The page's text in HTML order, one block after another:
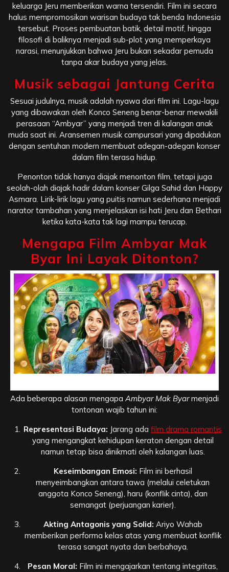
keluarga Jeru memberikan warna tersendiri. Film ini secara
halus mempromosikan warisan budaya tak benda Indonesia
tersebut. Proses pembuatan batik, detail motif, hingga
filosofi di baliknya menjadi sub-plot yang memperkaya
narasi, menunjukkan bahwa Jeru bukan sekadar pemuda
tanpa akar budaya yang jelas.
Musik sebagai Jantung Cerita
Sesuai judulnya, musik adalah nyawa dari film ini. Lagu-lagu
yang dibawakan oleh Konco Seneng benar-benar mewakili
perasaan “Ambyar” yang menjadi tren di kalangan anak
muda saat ini. Aransemen musik campursari yang dipadukan
dengan sentuhan modern membuat adegan-adegan konser
dalam film terasa hidup.
Penonton tidak hanya diajak menonton film, tetapi juga
seolah-olah diajak hadir dalam konser Gilga Sahid dan Happy
Asmara. Lirik-lirik lagu yang puitis namun sederhana menjadi
narator tambahan yang menjelaskan isi hati Jeru dan Bethari
ketika kata-kata tak lagi mampu terucap.
Mengapa Film Ambyar Mak
Byar Ini Layak Ditonton?
Ada beberapa alasan mengapa Ambyar Mak Byarmenjadi
tontonan wajib tahun ini:
Representasi Budaya: Jarang ada film drama romantis
yang mengangkat kehidupan keraton dengan detail
namun tetap bisa dinikmati oleh kalangan luas.
Keseimbangan Emosi: Film ini berhasil
menyeimbangkan antara tawa (melalui celetukan
anggota Konco Seneng), haru (konflik cinta), dan
semangat (perjuangan karier).
Akting Antagonis yang Solid: Ariyo Wahab
memberikan performa kelas atas yang membuat konflik
terasa sangat nyata dan berbahaya.
Pesan Moral: Film ini mengajarkan tentang integritas,